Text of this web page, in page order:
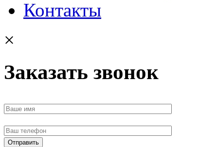
Контакты
×
Заказать звонок